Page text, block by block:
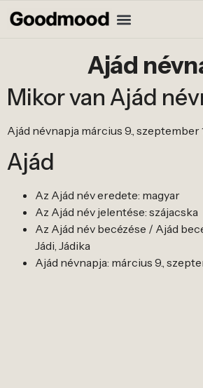
Ajád
Mikor van Ajád
Ajád névnapja március 9., szeptember
Ajád
Az Ajád név eredete: magyar
Az Ajád név jelentése: szájacska
Az Ajád név becézése / Ajád
Jádi, Jádika
Ajád névnapja: március 9.,